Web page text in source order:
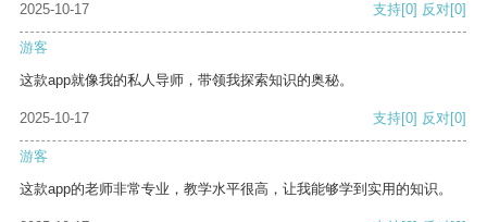
2025-10-17 支持[0] 反对[0]
游客
这款app就像我的私人导师，带领我探索知识的奥秘。
2025-10-17 支持[0] 反对[0]
游客
这款app的老师非常专业，教学水平很高，让我能够学到实用的知识。